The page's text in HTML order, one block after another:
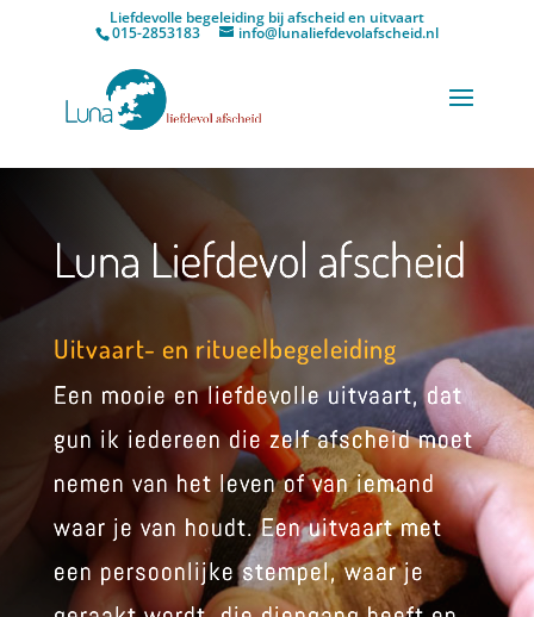
Liefdevolle begeleiding bij afscheid en uitvaart
015-2853183 info@lunaliefdevolafscheid.nl
Luna Liefdevol afscheid
Uitvaart- en ritueelbegeleiding
Een mooie en liefdevolle uitvaart, dat
gun ik iedereen die zelf afscheid moet
nemen van het leven of van iemand
waar je van houdt. Een uitvaart met
een persoonlijke stempel, waar je